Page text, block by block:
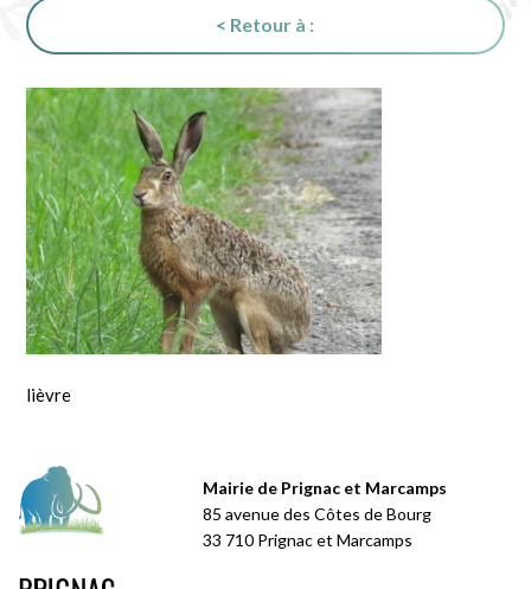
< Retour à :
lièvre
Mairie de Prignac et Marcamps
85 avenue des Côtes de Bourg
33 710 Prignac et Marcamps